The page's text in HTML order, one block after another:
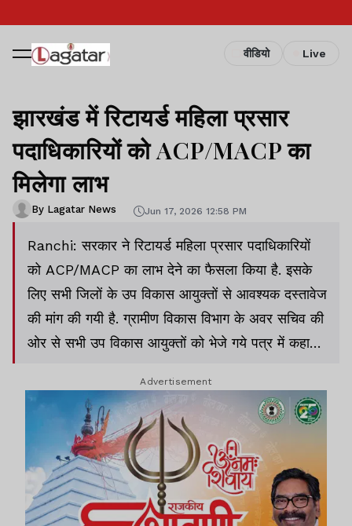
वीडियो Live
झारखंड में रिटायर्ड महिला प्रसार
पदाधिकारियों को ACP/MACP का
मिलेगा लाभ
By Lagatar News Jun 17, 2026 12:58 PM
Ranchi: सरकार ने रिटायर्ड महिला प्रसार पदाधिकारियों
को ACP/MACP का लाभ देने का फैसला किया है. इसके
लिए सभी जिलों के उप विकास आयुक्तों से आवश्यक दस्तावेज
की मांग की गयी है. ग्रामीण विकास विभाग के अवर सचिव की
ओर से सभी उप विकास आयुक्तों को भेजे गये पत्र में कहा
ACP/MACP का लाभ देने के लिए मूल सर्विस बुक और
अनुशंसा की मांग की गयी थी.
Advertisement